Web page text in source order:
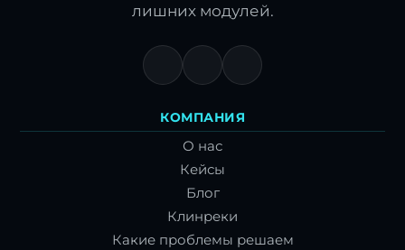
лишних модулей.
КОМПАНИЯ
О нас
Кейсы
Блог
Клинреки
Какие проблемы решаем